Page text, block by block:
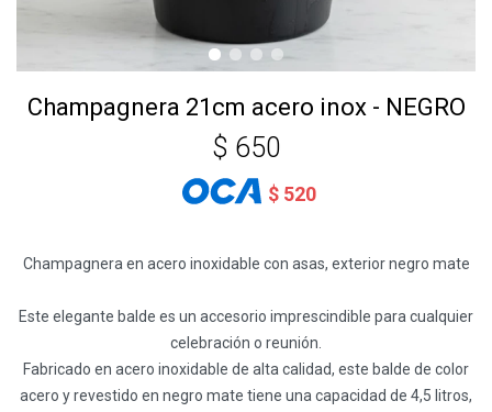
Champagnera 21cm acero inox - NEGRO
$ 650
$ 520
Champagnera en acero inoxidable con asas, exterior negro mate
Este elegante balde es un accesorio imprescindible para cualquier
celebración o reunión.
Fabricado en acero inoxidable de alta calidad, este balde de color
acero y revestido en negro mate tiene una capacidad de 4,5 litros,